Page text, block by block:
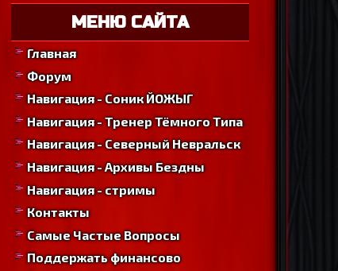
МЕНЮ САЙТА
Главная
Форум
Навигация - Соник ЙОЖЫГ
Навигация - Тренер Тёмного Типа
Навигация - Северный Невральск
Навигация - Архивы Бездны
Навигация - стримы
Контакты
Самые Частые Вопросы
Поддержать финансово